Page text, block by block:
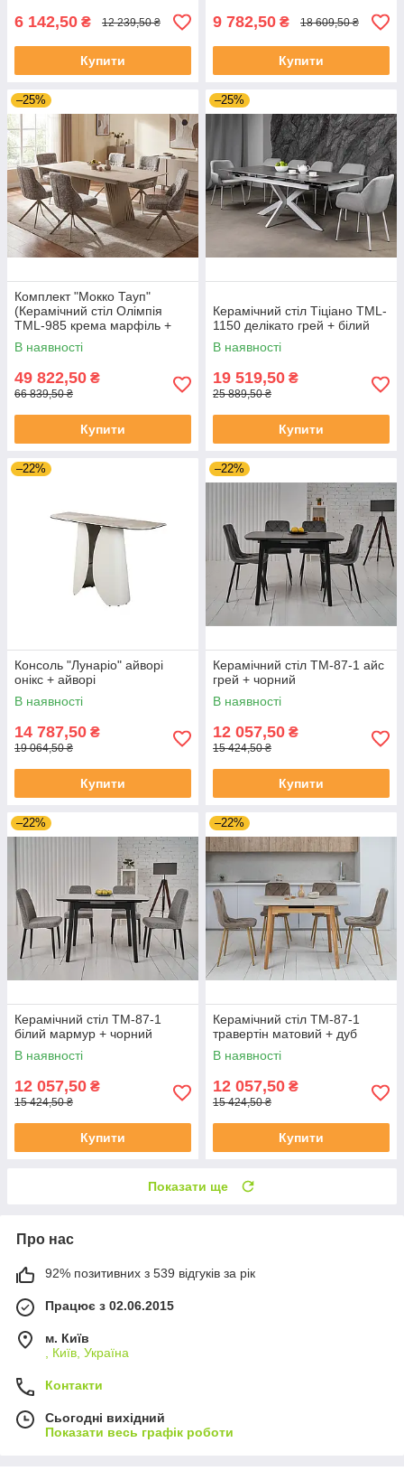
6 142,50 ₴ 12 239,50 ₴
Купити
9 782,50 ₴ 18 609,50 ₴
Купити
–25%
Комплект "Мокко Тауп"
(Керамічний стіл Олімпія
TML-985 крема марфіль +
Стільці R-168 перлинний
тауп 6 шт)
В наявності
49 822,50 ₴
66 839,50 ₴
Купити
–25%
Керамічний стіл Тіціано TML-
1150 делікато грей + білий
В наявності
19 519,50 ₴
25 889,50 ₴
Купити
–22%
Консоль "Лунаріо" айворі
онікс + айворі
В наявності
14 787,50 ₴
19 064,50 ₴
Купити
–22%
Керамічний стіл TM-87-1 айс
грей + чорний
В наявності
12 057,50 ₴
15 424,50 ₴
Купити
–22%
Керамічний стіл TM-87-1
білий мармур + чорний
В наявності
12 057,50 ₴
15 424,50 ₴
Купити
–22%
Керамічний стіл TM-87-1
травертін матовий + дуб
В наявності
12 057,50 ₴
15 424,50 ₴
Купити
Показати ще
Про нас
92% позитивних з 539 відгуків за рік
Працює з 02.06.2015
м. Київ
, Київ, Україна
Контакти
Сьогодні вихідний
Показати весь графік роботи